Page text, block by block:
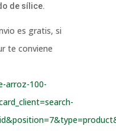
de sílice.
es gratis, si
te conviene
arroz-100-